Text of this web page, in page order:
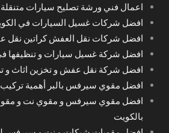
اعمال فني ورشة تصليح سيارات
افضل شركات غسيل السيارات في
افضل شركات نقل العفش كراتين نقل
افضل شركة غسيل سيارات و تنظيفها
افضل شركة نقل عفش و تخزين اثاث و
افضل مقوي سيرفس بالبر أهمية
افضل مقوي سيرفس و مقوي نت و
بالكويت